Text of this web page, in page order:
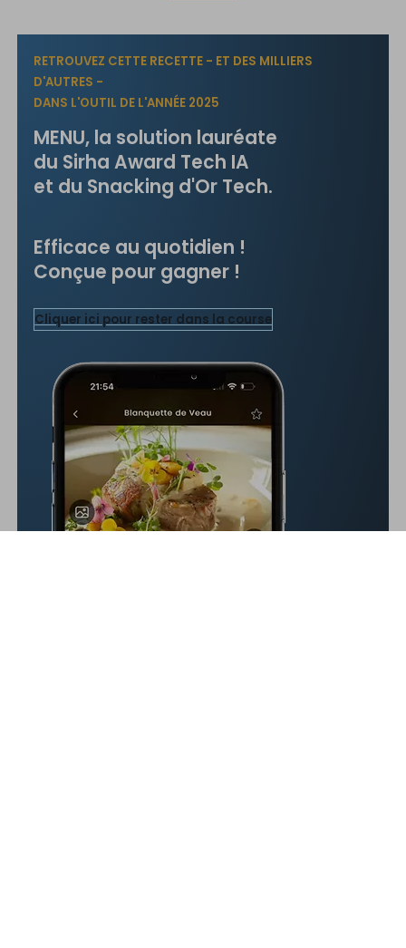
RETROUVEZ CETTE RECETTE - ET DES MILLIERS
D'AUTRES -
DANS L'OUTIL DE L'ANNÉE 2025
MENU, la solution lauréate
du Sirha Award Tech IA
et du Snacking d'Or Tech.
Efficace au quotidien !
Conçue pour gagner !
Cliquer ici pour rester dans la course